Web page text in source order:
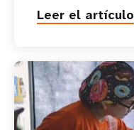
Leer el artículo